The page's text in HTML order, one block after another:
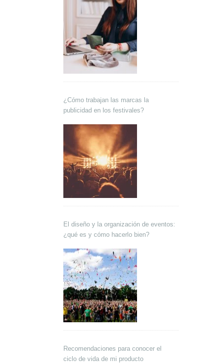
¿Cómo trabajan las marcas la
publicidad en los festivales?
El diseño y la organización de eventos:
¿qué es y cómo hacerlo bien?
Recomendaciones para conocer el
ciclo de vida de mi producto